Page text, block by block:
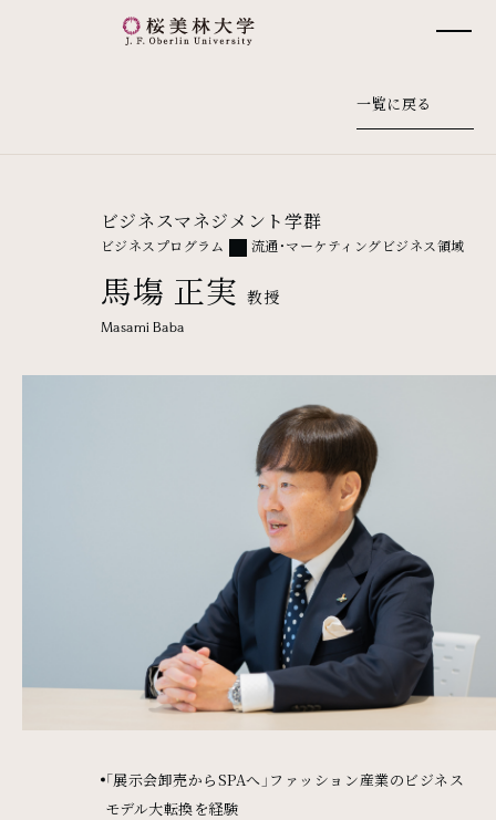
桜美林大学 トップページ
一覧に戻る
ビジネスマネジメント学群
ビジネスプログラム 流通・マーケティングビジネス領域
馬塲 正実教授
Masami Baba
「展示会卸売からSPAへ」ファッション産業のビジネス
モデル大転換を経験